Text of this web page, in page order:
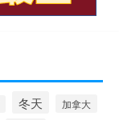
冬天 加拿大